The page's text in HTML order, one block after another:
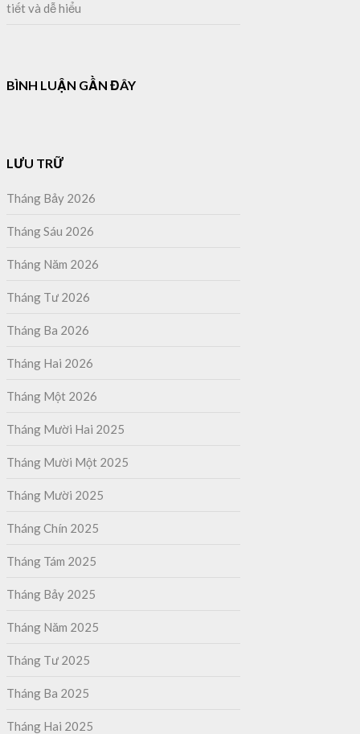
tiết và dễ hiểu
BÌNH LUẬN GẦN ĐÂY
LƯU TRỮ
Tháng Bảy 2026
Tháng Sáu 2026
Tháng Năm 2026
Tháng Tư 2026
Tháng Ba 2026
Tháng Hai 2026
Tháng Một 2026
Tháng Mười Hai 2025
Tháng Mười Một 2025
Tháng Mười 2025
Tháng Chín 2025
Tháng Tám 2025
Tháng Bảy 2025
Tháng Năm 2025
Tháng Tư 2025
Tháng Ba 2025
Tháng Hai 2025